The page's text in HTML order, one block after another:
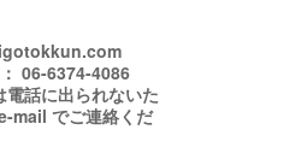
06-6374-4086
話に出られないた
mail でご連絡くだ